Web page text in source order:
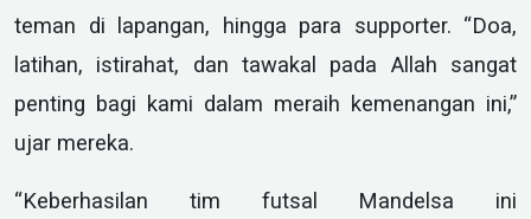
teman di lapangan, hingga para supporter. “Doa,
latihan, istirahat, dan tawakal pada Allah sangat
penting bagi kami dalam meraih kemenangan ini,”
ujar mereka.
“Keberhasilan tim futsal Mandelsa ini